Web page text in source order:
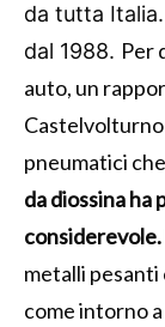
da tutta
dal 1988. Per
auto, un
pneumatici
da diossina ha
considerevole.
metalli pesanti
come intorno